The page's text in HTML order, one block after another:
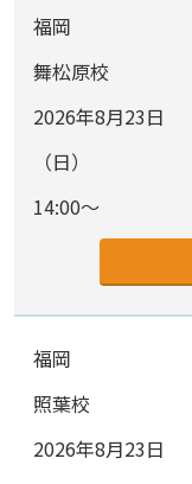
福岡
舞松原校
2026年8月23日
（日）
14:00～
福岡
照葉校
2026年8月23日